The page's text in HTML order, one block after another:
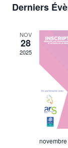
une
Derniers
NOV
28
2025